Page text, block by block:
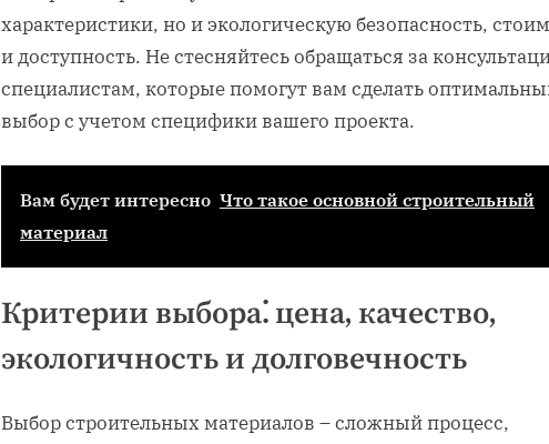
характеристики‚ но и экологическую безопасность‚
и доступность. Не стесняйтесь обращаться за
специалистам‚ которые помогут вам сделать
выбор с учетом специфики вашего проекта.
Вам будет интересно Что такое основной строительный
материал
Критерии выбора⁚ цена‚ качество‚
экологичность и долговечность
Выбор строительных материалов – сложный процесс‚